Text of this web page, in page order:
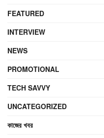
FEATURED
INTERVIEW
NEWS
PROMOTIONAL
TECH SAVVY
UNCATEGORIZED
কাজের খবর